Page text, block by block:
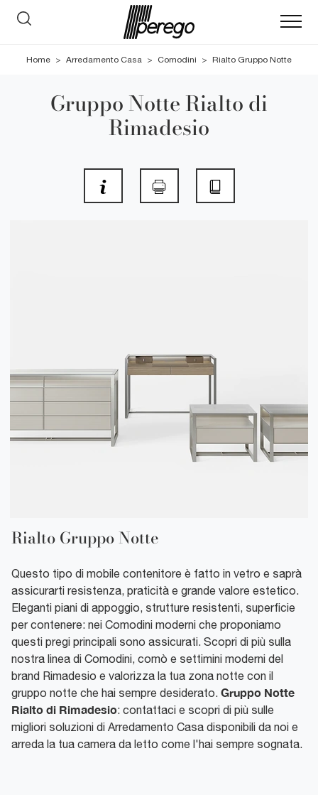
Home > Arredamento Casa > Comodini > Rialto Gruppo Notte
Gruppo Notte Rialto di
Rimadesio
Rialto Gruppo Notte
Questo tipo di mobile contenitore è fatto in vetro e saprà
assicurarti resistenza, praticità e grande valore estetico.
Eleganti piani di appoggio, strutture resistenti, superficie
per contenere: nei Comodini moderni che proponiamo
questi pregi principali sono assicurati. Scopri di più sulla
nostra linea di Comodini, comò e settimini moderni del
brand Rimadesio e valorizza la tua zona notte con il
gruppo notte che hai sempre desiderato. Gruppo Notte
Rialto di Rimadesio: contattaci e scopri di più sulle
migliori soluzioni di Arredamento Casa disponibili da noi e
arreda la tua camera da letto come l'hai sempre sognata.